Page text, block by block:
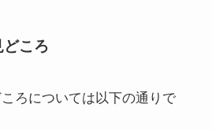
ころ
ろについては以下の通りで